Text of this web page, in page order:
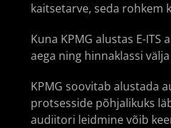
kaitsetarve, seda rohkem
Kuna KPMG alustas E-
aega ning hinnaklassi
KPMG soovitab alustada
protsesside põhjalikuks
audiitori leidmine võib